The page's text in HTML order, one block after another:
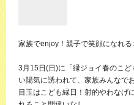
家族でenjoy！親子で笑顔になれ
3月15日(日)に「縁ジョイ春のこ
い陽気に誘われて、家族みんなで
目玉はこども縁日！射的やわなげ